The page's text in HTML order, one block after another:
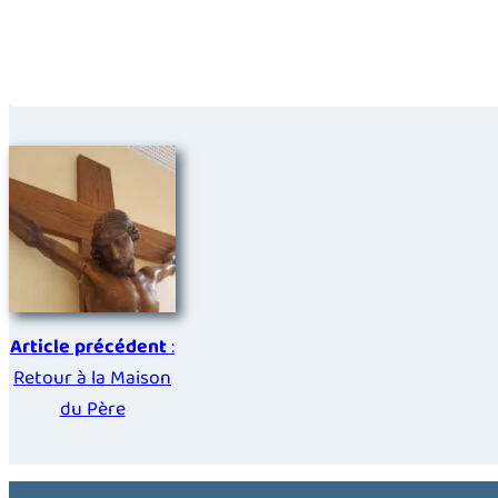
Article précédent:
Retour à la Maison
du Père